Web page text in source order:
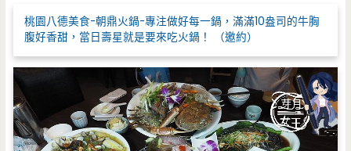
桃園八德美食-朝鼎火鍋-專注做好每一鍋，滿滿10盎司的牛胸
腹好香甜，當日壽星就是要來吃火鍋！ （邀約）